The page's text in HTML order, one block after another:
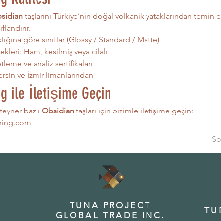
taşlarını Türkiye’nin doğal volkanik yataklarından temin
göre sınıflar (Glossy / Standard / Matte)
Ham, kesilmiş veya cilalı
ve analiz sertifikaları
ve İzmir limanlarından
ile İletişime Geçin
bazlı Obsidian taşları için bizimle iletişime geçin:
TUNA PROJECT
GLOBAL TRADE INC.